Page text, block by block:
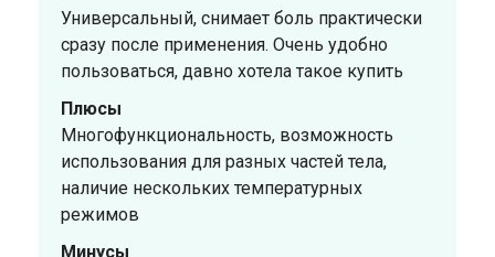
Универсальный, снимает боль практически
сразу после применения. Очень удобно
пользоваться, давно хотела такое купить
Плюсы
Многофункциональность, возможность
использования для разных частей тела,
наличие нескольких температурных
режимов
Минусы